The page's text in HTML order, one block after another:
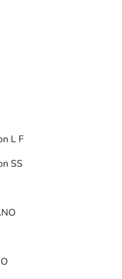
L F
SS